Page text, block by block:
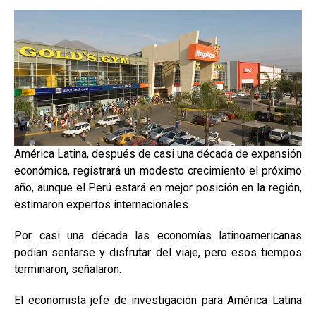
América Latina, después de casi una década de expansión
económica, registrará un modesto crecimiento el próximo
año, aunque el Perú estará en mejor posición en la región,
estimaron expertos internacionales.
Por casi una década las economías latinoamericanas
podían sentarse y disfrutar del viaje, pero esos tiempos
terminaron, señalaron.
El economista jefe de investigación para América Latina